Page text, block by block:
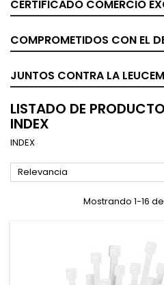
CERTIFICADO COMERCIO
COMPROMETIDOS CON EL
JUNTOS CONTRA LA
LISTADO DE
INDEX
INDEX
Relevancia
Mostrando 1-16